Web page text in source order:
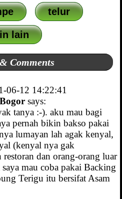
telur
lain
Comments
06-12 14:22:41
Bogor says:
tanya :-). aku mau bagi
pernah bikin bakso pakai
lumayan lah agak kenyal,
(kenyal nya gak
restoran dan orang-orang luar
mau coba pakai Backing
Terigu itu bersifat Asam